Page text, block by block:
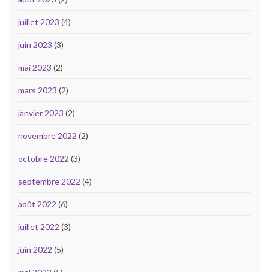
juillet 2023 (4)
juin 2023 (3)
mai 2023 (2)
mars 2023 (2)
janvier 2023 (2)
novembre 2022 (2)
octobre 2022 (3)
septembre 2022 (4)
août 2022 (6)
juillet 2022 (3)
juin 2022 (5)